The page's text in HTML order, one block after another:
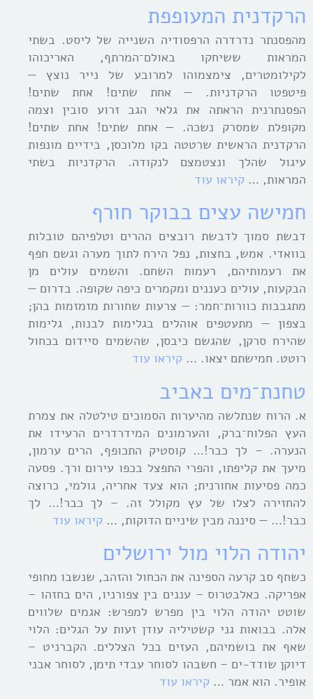
הרקדנית המעופפת
מהפסנתר נדרדרה הרפסודיה השנייה של ליסט. בשתי
המראות ששיחקו באולם־המרתף, האריכוהו
לקילומטרים, צימצמוהו למרובע של נייר נוצץ —
פיטפטו הרקדניות. — אחת שתים! אחת שתים!
הפסנתרנית הראתה את גלאי הגב זרוע סובין וצמה
מקופלת שמסרק נשכה. — אחת שתים! אחת שתים!
הרקדנית הראשית שרטטה בקו מלוכסן, בידיים מונפות
עיגול שהלך ונצטמצם לנקודה. הרקדניות בשתי
המראות, … קיראו עוד
חמישה עצים בבוקר חורף
דבשת סמוך לדבשת רובצים ההרים וטלפיהם טובלות
בוואדי. אמש, בחצות, נפל הירח לתוך מערה וגשם חפף
את רעמותיהם, רעמות השחם. והשמים עולים מן
הבקעות, עולים כעננים ומקמרים כיפה שקופה. בדרום —
מתגבבות כוורות־חמר: — צרעות שחורות מזמזמות בהן;
בצפון — מתעטפים אוהלים בגלימות לבנות, גלימות
שהירח סרקן, שהגשם כיבסן, שהשמים סיידום בכחול
רוטט. חמישתם יצאו. … קיראו עוד
טחנת־מים באביב
א. הרוח שנתלשה מהיערות הסמוכים טילטלה את צמרת
העץ הפלוח־ברק, והערמונים המידרדרים הרעידו את
הנערה. – לך כבר!… קוסטיק התכופף, הרים ערמון,
מיעך את קליפתו, והפרי התפצל בכפו עירום ורך. פסעה
כמה פסיעות אחורנית; הוא צעד אחריה, גולמי, כרוצה
להחזירה לצלו של עץ מקולל זה. – לך כבר!… לך
כבר!… — סיננה מבין שיניים הדוקות, … קיראו עוד
יהודה הלוי מול ירושלים
כשחף סב קרעה הספינה את הכחול והזהב, שנשבו מחופי
אפריקה. כאלבטרוס – עננים בין צפורניו, הים בחזהו –
שוטט יהודה הלוי בין מפרש למפרש: אגמים שלווים
אלה. בבואות גני קשטיליה עודן זעות על הגלים: הלוי
שאף את בושמיהם, העזים בכל הצללים. הקברניט –
דיוקן שודד-ים – חשבהו לסוחר עבדי תימן, לסוחר אבני
אופיר. הוא אמר … קיראו עוד